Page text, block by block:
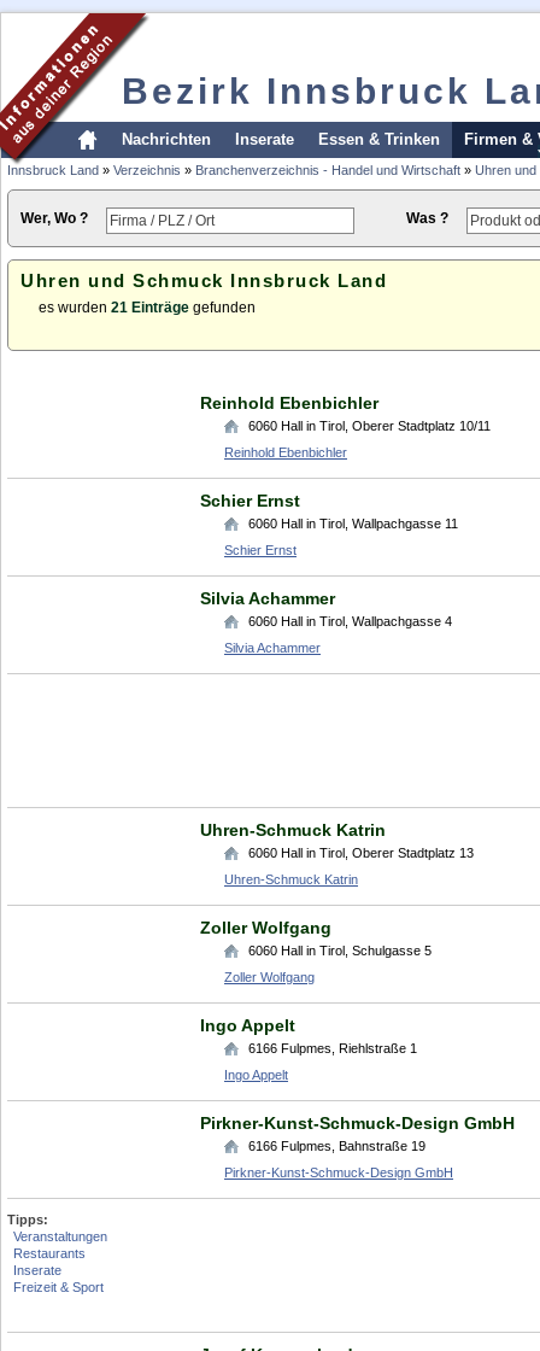
Bezirk Innsbruck
Nachrichten Inserate Essen & Trinken Firmen &
Innsbruck Land » Verzeichnis » Branchenverzeichnis - Handel und Wirtschaft » Uhren
Wer, Wo ? Was ?
Uhren und Schmuck Innsbruck Land
es wurden 21 Einträge gefunden
Reinhold Ebenbichler
6060 Hall in Tirol Oberer Stadtplatz 10/11
Reinhold Ebenbichler
Schier Ernst
6060 Hall in Tirol Wallpachgasse 11
Schier Ernst
Silvia Achammer
6060 Hall in Tirol Wallpachgasse 4
Silvia Achammer
Uhren-Schmuck Katrin
6060 Hall in Tirol Oberer Stadtplatz 13
Uhren-Schmuck Katrin
Zoller Wolfgang
6060 Hall in Tirol Schulgasse 5
Zoller Wolfgang
Ingo Appelt
6166 Fulpmes Riehlstraße 1
Ingo Appelt
Pirkner-Kunst-Schmuck-Design GmbH
6166 Fulpmes Bahnstraße 19
Pirkner-Kunst-Schmuck-Design GmbH
Tipps:
Veranstaltungen
Restaurants
Inserate
Freizeit & Sport